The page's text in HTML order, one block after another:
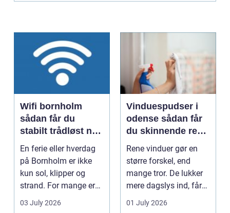
Wifi bornholm
sådan får du
stabilt trådløst net
på klippeøen
En ferie eller hverdag
på Bornholm er ikke
kun sol, klipper og
strand. For mange er
en stabil intern...
03 July 2026
Vinduespudser i
odense sådan får
du skinnende rene
ruder året rundt
Rene vinduer gør en
større forskel, end
mange tror. De lukker
mere dagslys ind, får
hjem og erhvervs...
01 July 2026